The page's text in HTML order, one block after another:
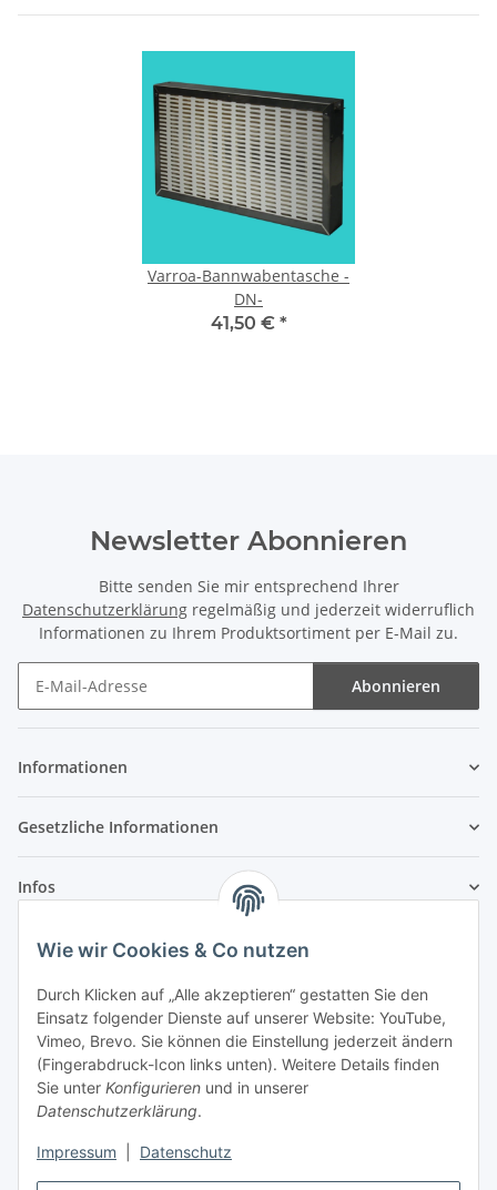
Wie wir Cookies & Co nutzen
Durch Klicken auf „Alle akzeptieren“ gestatten Sie den
Einsatz folgender Dienste auf unserer Website: YouTube,
Vimeo, Brevo. Sie können die Einstellung jederzeit ändern
(Fingerabdruck-Icon links unten). Weitere Details finden
Sie unter Konfigurieren und in unserer
Datenschutzerklärung.
Impressum Datenschutz
Varroa-Bannwabentasche -
DN-
41,50 € *
Newsletter Abonnieren
Bitte senden Sie mir entsprechend Ihrer
Datenschutzerklärung regelmäßig und jederzeit widerruflich
Informationen zu Ihrem Produktsortiment per E-Mail zu.
Abonnieren
Informationen
Gesetzliche Informationen
Infos
Laden - Öffnungszeiten:
Montag 09:00Uhr bis
16:00 Uhr
Dienstag
09:00 Uhr bis
17:00 Uhr
Mittwoch
09:00 Uhr bis 16:00 Uhr
Donnerstag
09:00 Uhr bis
17:00 Uhr
Freitag
09:00 Uhr
Samstag
09:00 Uhr